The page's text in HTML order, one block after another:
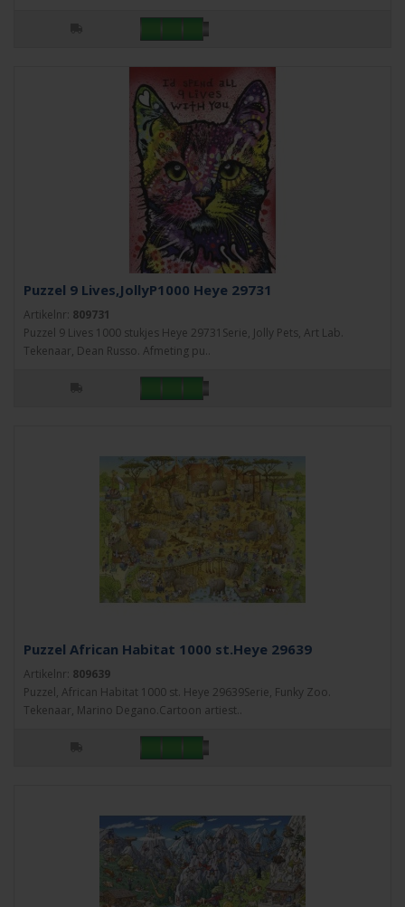
Puzzel 9 Lives,JollyP1000 Heye 29731
Artikelnr: 809731
Puzzel 9 Lives 1000 stukjes Heye 29731Serie, Jolly Pets, Art Lab.
Tekenaar, Dean Russo. Afmeting pu..
Puzzel African Habitat 1000 st.Heye 29639
Artikelnr: 809639
Puzzel, African Habitat 1000 st. Heye 29639Serie, Funky Zoo.
Tekenaar, Marino Degano.Cartoon artiest..